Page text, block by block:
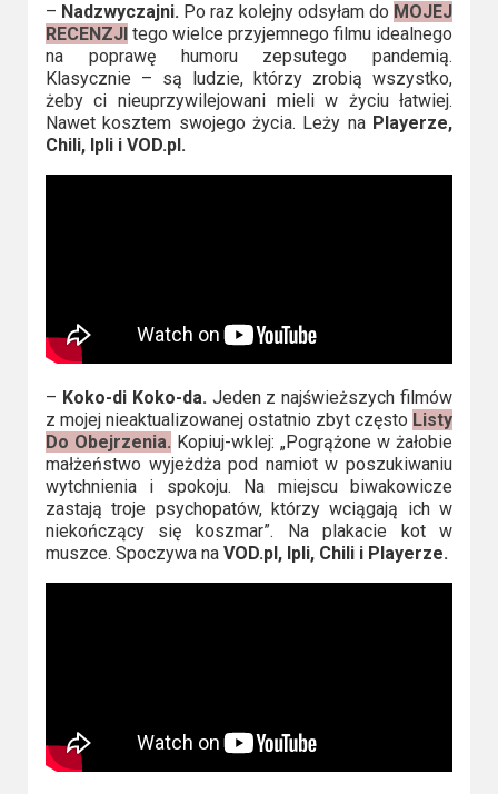
– Nadzwyczajni. Po raz kolejny odsyłam do MOJEJ
RECENZJI tego wielce przyjemnego filmu idealnego
na poprawę humoru zepsutego pandemią.
Klasycznie – są ludzie, którzy zrobią wszystko,
żeby ci nieuprzywilejowani mieli w życiu łatwiej.
Nawet kosztem swojego życia. Leży na Playerze,
Chili, Ipli i VOD.pl.
– Koko-di Koko-da.Jeden z najświeższych filmów
z mojej nieaktualizowanej ostatnio zbyt często Listy
Do Obejrzenia. Kopiuj-wklej: „Pogrążone w żałobie
małżeństwo wyjeżdża pod namiot w poszukiwaniu
wytchnienia i spokoju. Na miejscu biwakowicze
zastają troje psychopatów, którzy wciągają ich w
niekończący się koszmar”. Na plakacie kot w
muszce. Spoczywa na VOD.pl, Ipli, Chili i Playerze.